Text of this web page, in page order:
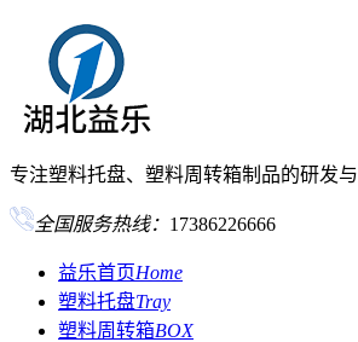
专注塑料托盘、塑料周转箱制品的研发
全国服务热线： 17386226666
益乐首页Home
塑料托盘Tray
塑料周转箱BOX